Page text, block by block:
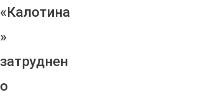
«Калотина
»
затруднен
о